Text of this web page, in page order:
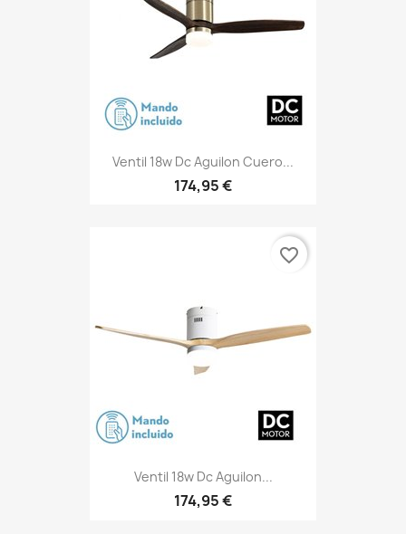
Ventil 18w Dc Aguilon Cuero...
174,95 €
Ventil 18w Dc Aguilon...
174,95 €
favorite_border